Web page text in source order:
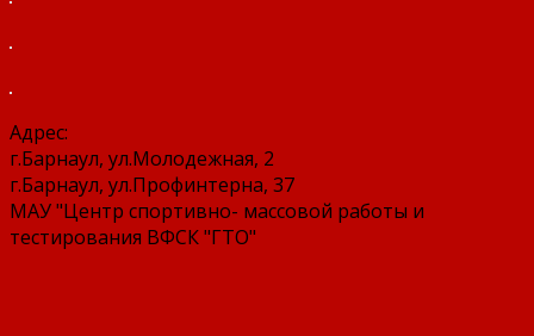
Адрес:
г.Барнаул, ул.Молодежная, 2
г.Барнаул, ул.Профинтерна, 37
МАУ "Центр спортивно- массовой работы и
тестирования ВФСК "ГТО"